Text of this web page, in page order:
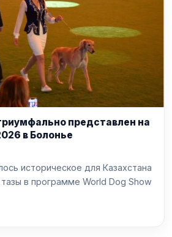
представлен на
в Болонье
историческое для Казахстана
тазы в программе World Dog Show